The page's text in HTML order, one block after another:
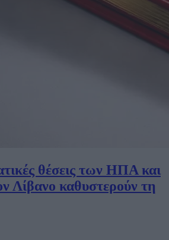
θέσεις των ΗΠΑ και
Λίβανο καθυστερούν τη